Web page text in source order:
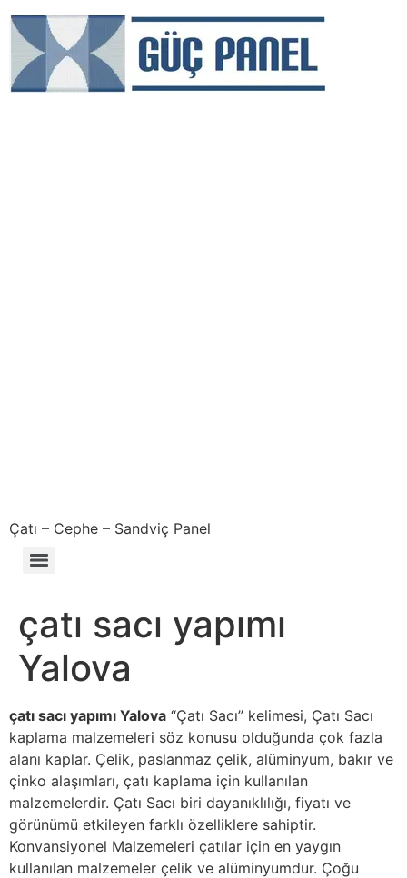
Çatı – Cephe – Sandviç Panel
çatı sacı yapımı
Yalova
çatı sacı yapımı Yalova “Çatı Sacı” kelimesi, Çatı Sacı
kaplama malzemeleri söz konusu olduğunda çok fazla
alanı kaplar. Çelik, paslanmaz çelik, alüminyum, bakır ve
çinko alaşımları, çatı kaplama için kullanılan
malzemelerdir. Çatı Sacı biri dayanıklılığı, fiyatı ve
görünümü etkileyen farklı özelliklere sahiptir.
Konvansiyonel Malzemeleri çatılar için en yaygın
kullanılan malzemeler çelik ve alüminyumdur. Çoğu